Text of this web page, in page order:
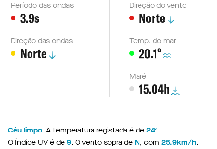
Período das ondas
3.9s
Direção das ondas
Norte
Direção do vento
Norte
Temp. do mar
20.1º
Maré
15.04h
Céu limpo. A temperatura registada é de 24º.
O Índice UV é de 9. O vento sopra de N, com 25.9km/h.